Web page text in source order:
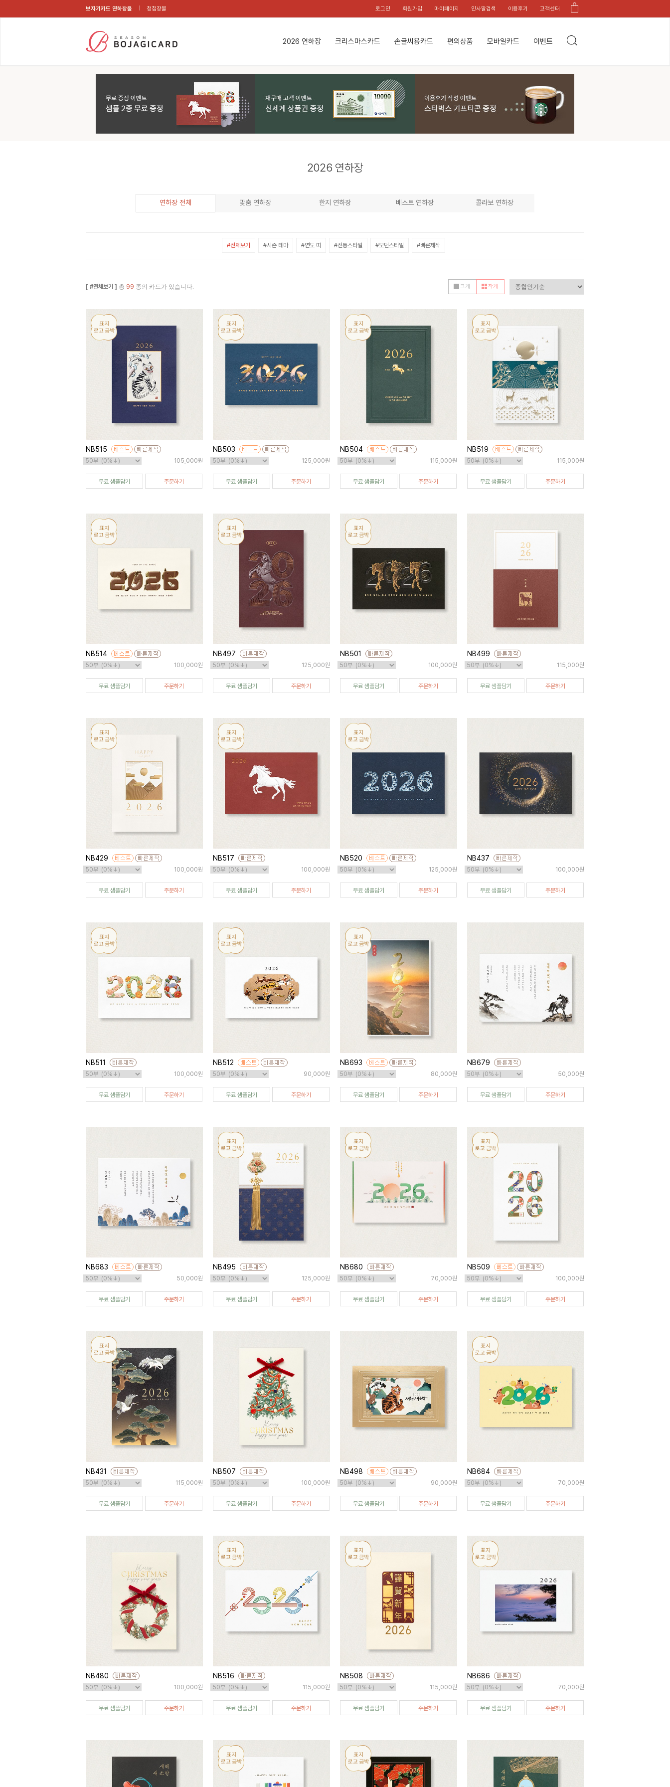
보자기카드 연하장몰 청첩장몰 로그인 회원가입 마이페이지 인사말검색 이용후기 고객센터
2026 연하장 크리스마스카드 손글씨용카드 편의상품 모바일카드 이벤트
2026 연하장
연하장 전체 맞춤 연하장 한지 연하장 베스트 연하장 콜라보 연하장
#전체보기 #시즌 테마 #연도 띠 #전통스타일 #모던스타일 #빠른제작
[ #전체보기 ] 총 99 종의 카드가 있습니다. 크게 작게
NB515
105,000원
무료 샘플담기 주문하기
NB503
125,000원
무료 샘플담기 주문하기
NB504
115,000원
무료 샘플담기 주문하기
NB519
115,000원
무료 샘플담기 주문하기
NB514
100,000원
무료 샘플담기 주문하기
NB497
125,000원
무료 샘플담기 주문하기
NB501
100,000원
무료 샘플담기 주문하기
NB499
115,000원
무료 샘플담기 주문하기
NB429
100,000원
무료 샘플담기 주문하기
NB517
100,000원
무료 샘플담기 주문하기
NB520
125,000원
무료 샘플담기 주문하기
NB437
100,000원
무료 샘플담기 주문하기
NB511
100,000원
무료 샘플담기 주문하기
NB512
90,000원
무료 샘플담기 주문하기
NB693
80,000원
무료 샘플담기 주문하기
NB679
50,000원
무료 샘플담기 주문하기
NB683
50,000원
무료 샘플담기 주문하기
NB495
125,000원
무료 샘플담기 주문하기
NB680
70,000원
무료 샘플담기 주문하기
NB509
100,000원
무료 샘플담기 주문하기
NB431
115,000원
무료 샘플담기 주문하기
NB507
100,000원
무료 샘플담기 주문하기
NB498
90,000원
무료 샘플담기 주문하기
NB684
70,000원
무료 샘플담기 주문하기
NB480
100,000원
무료 샘플담기 주문하기
NB516
115,000원
무료 샘플담기 주문하기
NB508
115,000원
무료 샘플담기 주문하기
NB686
70,000원
무료 샘플담기 주문하기